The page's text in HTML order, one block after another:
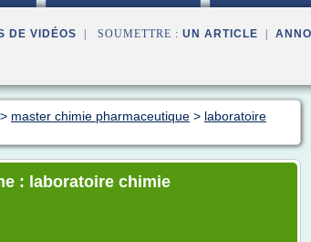
DE VIDÉOS | SOUMETTRE : UN ARTICLE
> master chimie pharmaceutique > laboratoire
: laboratoire chimie